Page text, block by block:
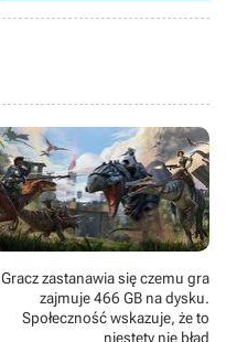
Gracz zastanawia się czemu gra
zajmuje 466 GB na dysku.
Społeczność wskazuje, że to
niestety nie błąd